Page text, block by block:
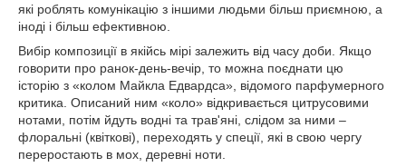
які роблять комунікацію з іншими людьми більш приємною, а
іноді і більш ефективною.
Вибір композиції в якійсь мірі залежить від часу доби. Якщо
говорити про ранок-день-вечір, то можна поєднати цю
історію з «колом Майкла Едвардса», відомого парфумерного
критика. Описаний ним «коло» відкривається цитрусовими
нотами, потім йдуть водні та трав'яні, слідом за ними –
флоральні (квіткові), переходять у спеції, які в свою чергу
переростають в мох, деревні ноти.